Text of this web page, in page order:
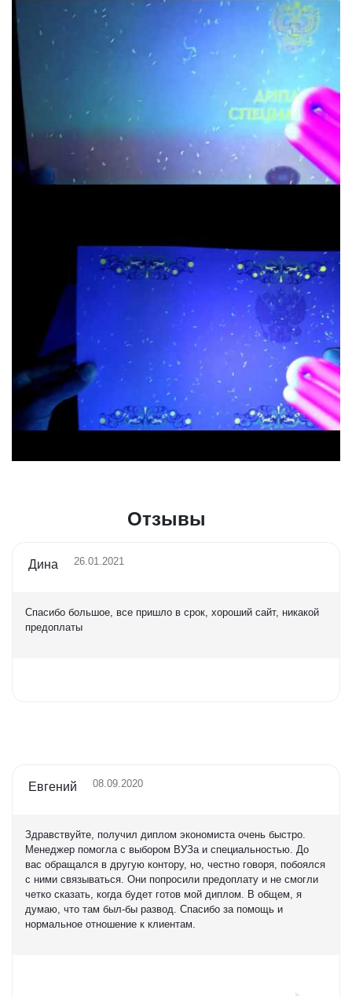
Отзывы
Дина 26.01.2021
Спасибо большое, все пришло в срок, хороший сайт, никакой
предоплаты
Евгений 08.09.2020
Здравствуйте, получил диплом экономиста очень быстро.
Менеджер помогла с выбором ВУЗа и специальностью. До
вас обращался в другую контору, но, честно говоря, побоялся
с ними связываться. Они попросили предоплату и не смогли
четко сказать, когда будет готов мой диплом. В общем, я
думаю, что там был-бы развод. Спасибо за помощь и
нормальное отношение к клиентам.